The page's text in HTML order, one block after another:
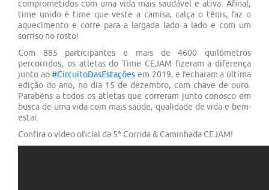
comprometidos com uma vida mais saudável e ativa. Afinal,
time unido é time que veste a camisa, calça o tênis, faz o
aquecimento e corre para a largada lado a lado e com um
sorriso no rosto!
Com 885 participantes e mais de4600 quilômetros
percorridos, os atletas do Time CEJAM fizeram a diferença
junto ao#CircuitoDasEstações em 2019, e fecharam a última
edição do ano, no dia 15 de dezembro, com chave de ouro.
Parabéns a todos os atletas que correram junto conosco em
busca de uma vida com mais saúde, qualidade de vida e bem-
estar.
Confira o vídeo oficial da 5ª Corrida & Caminhada CEJAM!